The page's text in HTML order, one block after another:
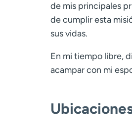
de mis principales
de cumplir esta
sus vidas.
En mi tiempo libre,
acampar con mi